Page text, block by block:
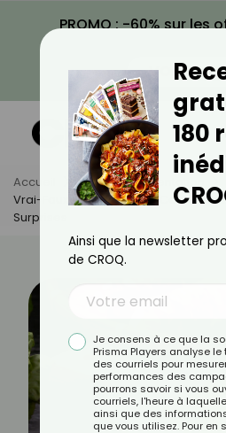
PROMO : -60% sur les
VOIR LA
Accueil Actus
Alimentation
Vrai-Faux Sur Le Wasabi : Ce
Surprises
180
Ainsi que la newsletter
de CROQ.
Je consens à ce que la
Prisma Players analyse le
des courriels pour
performances des
pourrons savoir si vous
courriels, l'heure à
ainsi que des
que vous utilisez. Pour en